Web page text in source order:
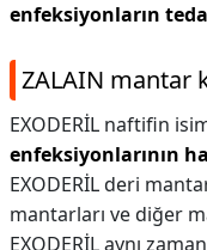
enfeksiyonların
ZALAIN mantar
EXODERİL naftifin
enfeksiyonlarının
EXODERİL deri
mantarları ve diğer
EXODERİL aynı